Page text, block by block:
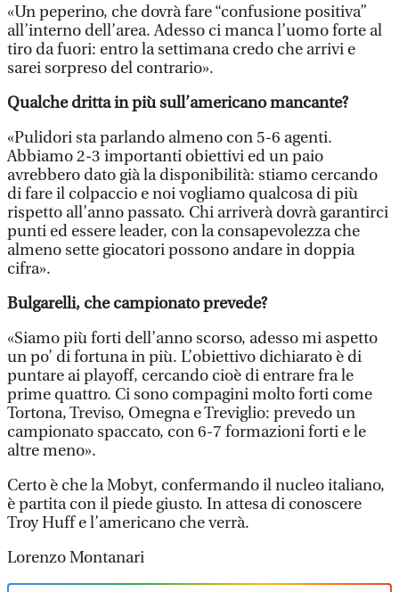
«Un peperino, che dovrà fare “confusione positiva”
all’interno dell’area. Adesso ci manca l’uomo forte al
tiro da fuori: entro la settimana credo che arrivi e
sarei sorpreso del contrario».
Qualche dritta in più sull’americano mancante?
«Pulidori sta parlando almeno con 5-6 agenti.
Abbiamo 2-3 importanti obiettivi ed un paio
avrebbero dato già la disponibilità: stiamo cercando
di fare il colpaccio e noi vogliamo qualcosa di più
rispetto all’anno passato. Chi arriverà dovrà garantirci
punti ed essere leader, con la consapevolezza che
almeno sette giocatori possono andare in doppia
cifra».
Bulgarelli, che campionato prevede?
«Siamo più forti dell’anno scorso, adesso mi aspetto
un po’ di fortuna in più. L’obiettivo dichiarato è di
puntare ai playoff, cercando cioè di entrare fra le
prime quattro. Ci sono compagini molto forti come
Tortona, Treviso, Omegna e Treviglio: prevedo un
campionato spaccato, con 6-7 formazioni forti e le
altre meno».
Certo è che la Mobyt, confermando il nucleo italiano,
è partita con il piede giusto. In attesa di conoscere
Troy Huff e l’americano che verrà.
Lorenzo Montanari